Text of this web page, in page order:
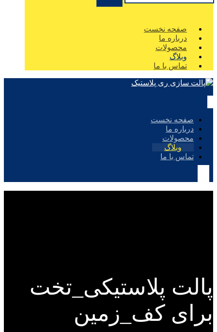
صفحه نخست
درباره ما
محصولات
وبلاگ
تماس با ما
صفحه نخست
درباره ما
محصولات
وبلاگ
تماس با ما
پالت پلاستیکی_تخت
برای کف_زمین